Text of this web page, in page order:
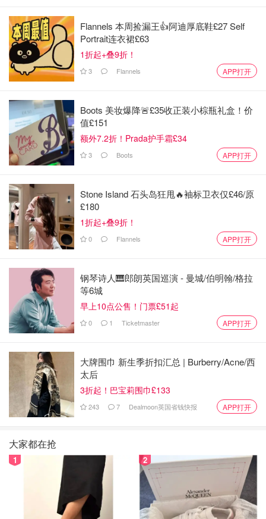
2.学院休闲套装？上了年纪，偶尔装嫩。背带裙最合适不
过，条纹衫。有弹性的牛仔裙，适合胖的女生。袖子七分设
Flannels 本周捡漏王👍阿迪厚底鞋£27 Self
Portrait连衣裙£63
1折起+叠9折！
3 Flannels APP打开
Boots 美妆爆降🚨£35收正装小棕瓶礼盒！价
值£151
额外7.2折！Prada护手霜£34
3 Boots APP打开
Stone Island 石头岛狂甩🔥袖标卫衣仅£46/原
£180
1折起+叠9折！
0 Flannels APP打开
钢琴诗人🎹郎朗英国巡演 - 曼城/伯明翰/格拉
等6城
早上10点公售！门票£51起
0 1 Ticketmaster APP打开
大牌围巾 新生季折扣汇总 | Burberry/Acne/西
太后
3折起！巴宝莉围巾£133
243 7 Dealmoon英国省钱快报 APP打开
大家都在抢
1 2